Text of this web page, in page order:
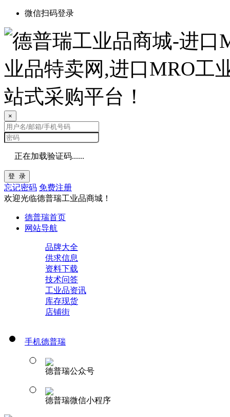
微信扫码登录
×
正在加载验证码......
登 录
忘记密码 免费注册
欢迎光临德普瑞工业品商城！
德普瑞首页
网站导航
品牌大全
供求信息
资料下载
技术问答
工业品资讯
库存现货
店铺街
手机德普瑞
德普瑞公众号
德普瑞微信小程序